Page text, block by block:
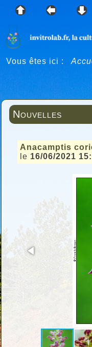
Vous êtes ici :
Nouvelles
Anacamptis
le 16/06/2021